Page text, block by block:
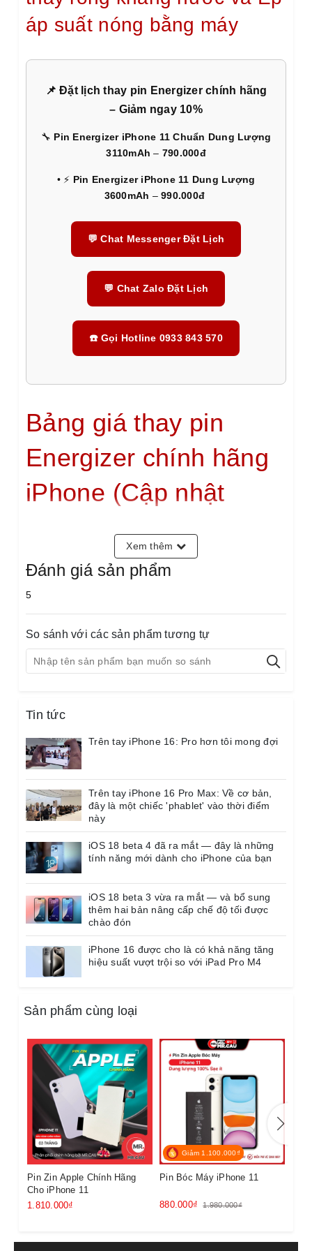
áp suất nóng bằng máy
📌 Đặt lịch thay pin Energizer chính hãng
– Giảm ngay 10%
🔧 Pin Energizer iPhone 11 Chuẩn Dung Lượng
3110mAh – 790.000đ
• ⚡ Pin Energizer iPhone 11 Dung Lượng
3600mAh –990.000đ
💬 Chat Messenger Đặt Lịch
💬 Chat Zalo Đặt Lịch
☎️ Gọi Hotline 0933 843 570
Bảng giá thay pin
Energizer chính hãng
iPhone (Cập nhật
10/2025)
Energizer là pin gì?
Pin Energizer
toàn tuyệt đối. Hiện tại Energizermang tới pin dung
lượng chuẩn và dung lượng siêu cao cho khách hàng
lựa chọn.
và mã QR xác minh
✅ Có dung lượng chuẩn hoặc siêu dung lượng theo
nhu cầu của khách hàng
✅ Không lỗi hiệu năng, tương thích với tất cả dòng
iPhone
✅ Thay lấy liền 30 phút
✅ Miễn phí thay rong kháng nước và đóng áp
suất nhiệt đảm bảo giữ khả năng kháng nước
cho máy
✅Đặc biệt có hỗ trợ thay pin tận nhà, phí chỉ từ
49K
Bảng giá Energizer iPhone
(Cập nhật 10/2025)
Mã iPhone Dung lượng chuẩn
iPhone 7G
iPhone 7 Plus 480.000đ
iPhone 8 1821mAh 480.000đ
iPhone 8 Plus
Xem thêm
Đánh giá sản phẩm
5
So sánh với các sản phẩm tương tự
Tin tức
Trên tay iPhone 16: Pro hơn tôi mong đợi
Trên tay iPhone 16 Pro Max: Về cơ bản,
đây là một chiếc 'phablet' vào thời điểm
này
iOS 18 beta 4 đã ra mắt — đây là những
tính năng mới dành cho iPhone của bạn
iOS 18 beta 3 vừa ra mắt — và bổ sung
thêm hai bản nâng cấp chế độ tối được
chào đón
iPhone 16 được cho là có khả năng tăng
hiệu suất vượt trội so với iPad Pro M4
Sản phẩm cùng loại
Pin Zin Apple Chính Hãng
Cho iPhone 11
1.810.000₫
Giảm 1.100.000₫
Pin Bóc Máy iPhone 11
880.000₫ 1.980.000₫